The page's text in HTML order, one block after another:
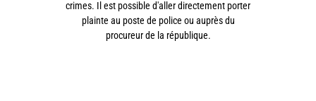
crimes. Il est possible d'aller directement porter
plainte au poste de police ou auprès du
procureur de la république.